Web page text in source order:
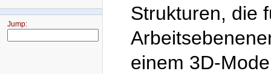
Strukturen, die
einem 3D-
Jump: